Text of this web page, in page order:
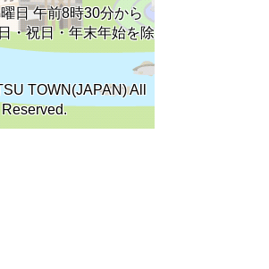
日 午前8時30分から
・祝日・年末年始を除
TOWN(JAPAN) All